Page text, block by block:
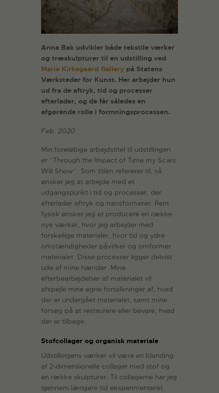
Anna Bak udvikler både tekstile værker
og træskulpturer til en udstilling ved
Marie Kirkegaard Gallery på Statens
Værksteder for Kunst. Her arbejder hun
ud fra de aftryk, tid og processer
efterlader, og de får således en
afgørende rolle i formningsprocessen.
Feb. 2020
Min foreløbige arbejdstitel til udstillingen
er ”Through the Impact of Time my Scars
Will Show”. Som titlen refererer til, så
ønsker jeg at arbejde med et
udgangspunkt i tid og processer, der
efterlader aftryk og transformerer. Rent
fysisk ønsker jeg at producere en række
nye værker, hvor jeg arbejder med
forskellige materialer, hvor tid og ydre
omstændigheder påvirker og omformer
materialet. Disse processer ligger delvist
ude af mine hænder. Mine
efterbearbejdelser af materialet vil
afspejle mine egne fortolkninger af, hvad
der er undergået materialet, samt mine
forsøg på at restaurere eller bevare, hvad
der er tilbage.
Stofcollager og organisk materiale
Udstillingens værker vil være en blanding
af 2-dimensionelle collager med stof og
en række skulpturer. Til collagerne har jeg
igennem længere tid eksperimenteret